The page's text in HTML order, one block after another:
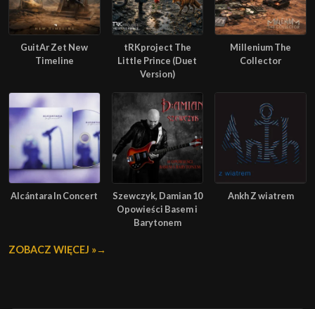
GuitAr Zet New
Timeline
tRKproject The
Little Prince (Duet
Version)
Millenium The
Collector
Alcántara In Concert
Szewczyk, Damian 10
Opowieści Basem i
Barytonem
Ankh Z wiatrem
ZOBACZ WIĘCEJ »